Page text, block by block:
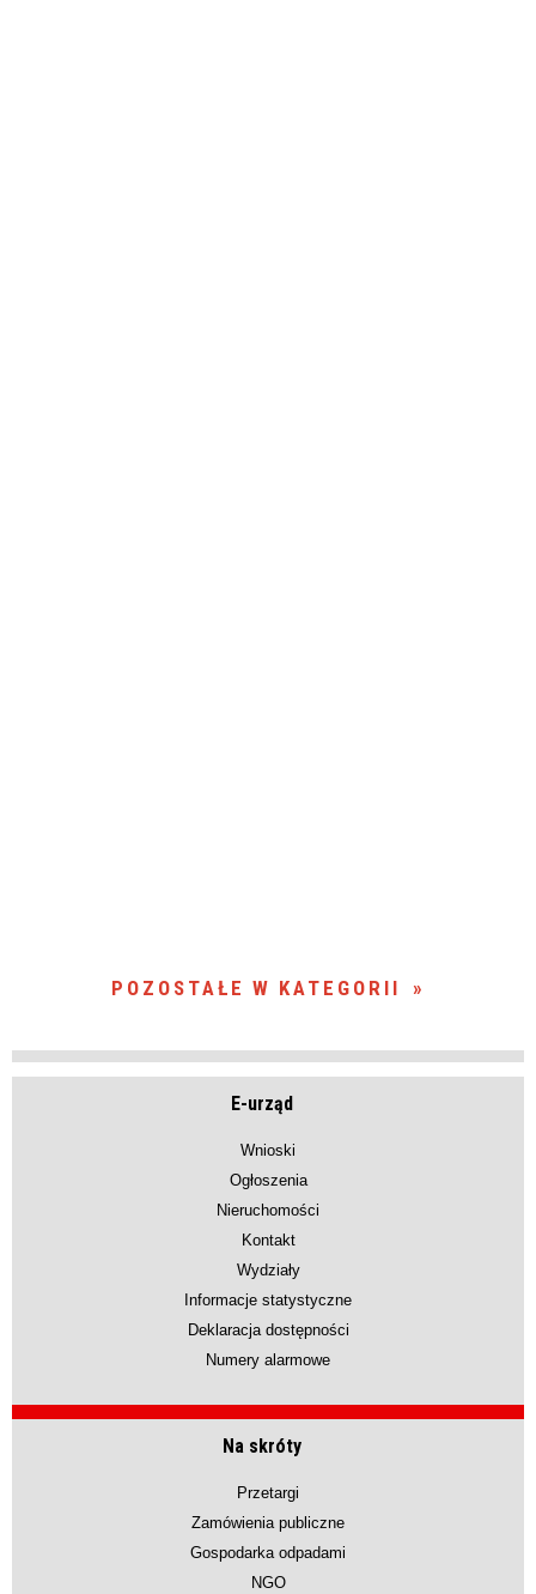
POZOSTAŁE W KATEGORII
E-urząd
Wnioski
Ogłoszenia
Nieruchomości
Kontakt
Wydziały
Informacje statystyczne
Deklaracja dostępności
Numery alarmowe
Na skróty
Przetargi
Zamówienia publiczne
Gospodarka odpadami
NGO